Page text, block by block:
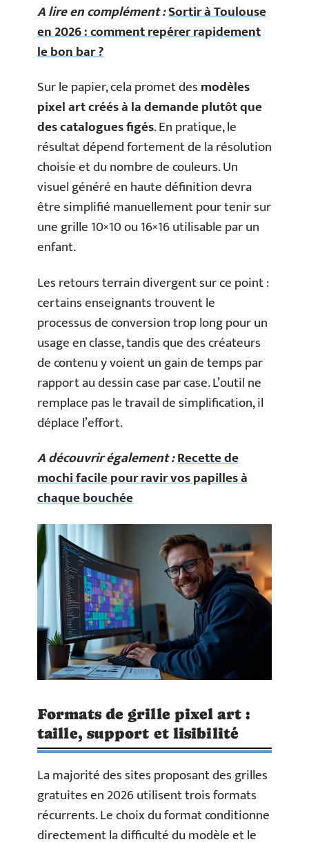
A lire en complément :Sortir à Toulouse
en 2026 : comment repérer rapidement
le bon bar ?
Sur le papier, cela promet desmodèles
pixel art créés à la demande plutôt que
des catalogues figés. En pratique, le
résultat dépend fortement de la résolution
choisie et du nombre de couleurs. Un
visuel généré en haute définition devra
être simplifié manuellement pour tenir sur
une grille 10×10 ou 16×16 utilisable par un
enfant.
Les retours terrain divergent sur ce point :
certains enseignants trouvent le
processus de conversion trop long pour un
usage en classe, tandis que des créateurs
de contenu y voient un gain de temps par
rapport au dessin case par case. L’outil ne
remplace pas le travail de simplification, il
déplace l’effort.
A découvrir également :Recette de
mochi facile pour ravir vos papilles à
chaque bouchée
Formats de grille pixel art :
taille, support et lisibilité
La majorité des sites proposant des grilles
gratuites en 2026 utilisent trois formats
récurrents. Le choix du format conditionne
directement la difficulté du modèle et le